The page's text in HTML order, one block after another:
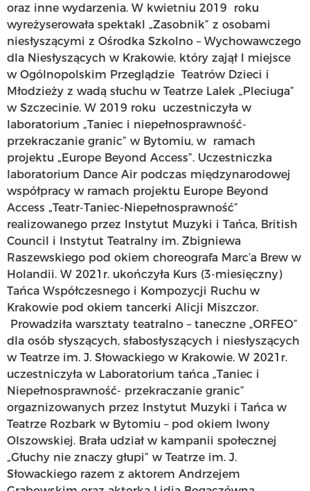
oraz inne wydarzenia. W kwietniu 2019 roku
wyreżyserowała spektakl „Zasobnik” z osobami
niesłyszącymi z Ośrodka Szkolno – Wychowawczego
dla Niesłyszących w Krakowie, który zajął I miejsce
w Ogólnopolskim Przeglądzie Teatrów Dzieci i
Młodzieży z wadą słuchu w Teatrze Lalek „Pleciuga”
w Szczecinie. W 2019 roku uczestniczyła w
laboratorium „Taniec i niepełnosprawność-
przekraczanie granic” w Bytomiu, w ramach
projektu „Europe Beyond Access”. Uczestniczka
laboratorium Dance Air podczas międzynarodowej
współpracy w ramach projektu Europe Beyond
Access „Teatr-Taniec-Niepełnosprawność”
realizowanego przez Instytut Muzyki i Tańca, British
Council i Instytut Teatralny im. Zbigniewa
Raszewskiego pod okiem choreografa Marc’a Brew w
Holandii. W 2021r. ukończyła Kurs (3-miesięczny)
Tańca Współczesnego i Kompozycji Ruchu w
Krakowie pod okiem tancerki Alicji Miszczor.
Prowadziła warsztaty teatralno – taneczne „ORFEO”
dla osób słyszących, słabosłyszących i niesłyszących
w Teatrze im. J. Słowackiego w Krakowie. W 2021r.
uczestniczyła w Laboratorium tańca „Taniec i
Niepełnosprawność- przekraczanie granic”
orgaznizowanych przez Instytut Muzyki i Tańca w
Teatrze Rozbark w Bytomiu – pod okiem Iwony
Olszowskiej. Brała udział w kampanii społecznej
„Głuchy nie znaczy głupi” w Teatrze im. J.
Słowackiego razem z aktorem Andrzejem